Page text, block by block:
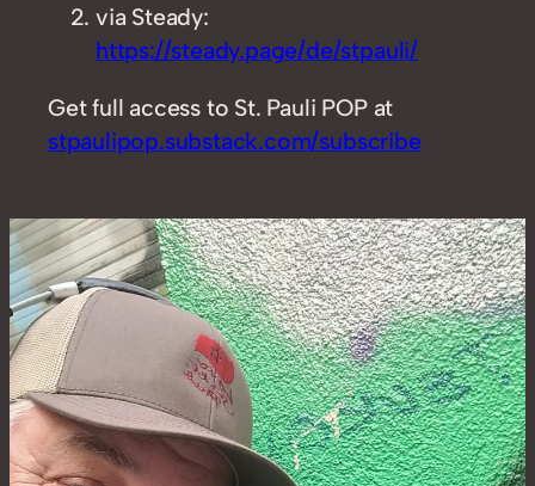
via Steady:
https://steady.page/de/stpauli/
Get full access to St. Pauli POP at
stpaulipop.substack.com/subscribe